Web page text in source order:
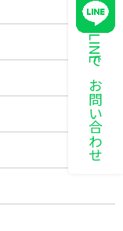
LINEでお問い合わせ